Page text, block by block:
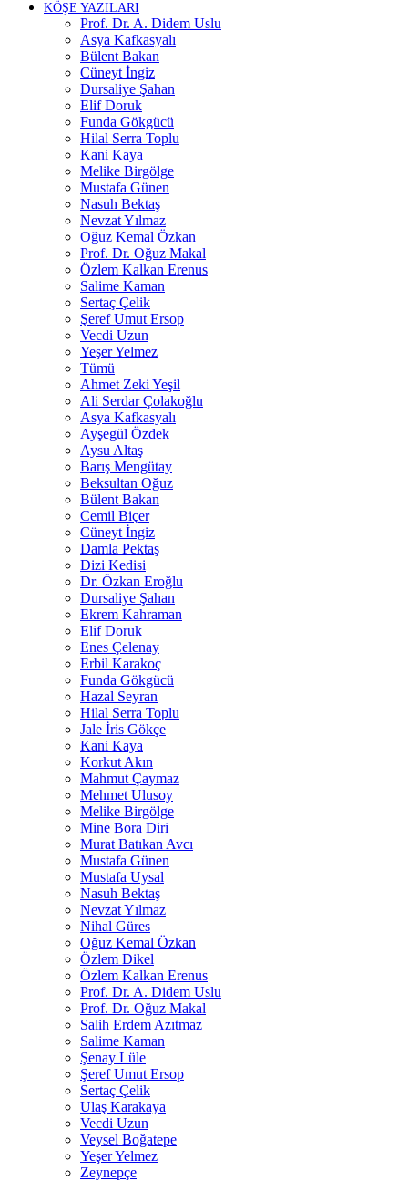
KÖŞE YAZILARI
Prof. Dr. A. Didem Uslu
Asya Kafkasyalı
Bülent Bakan
Cüneyt İngiz
Dursaliye Şahan
Elif Doruk
Funda Gökgücü
Hilal Serra Toplu
Kani Kaya
Melike Birgölge
Mustafa Günen
Nasuh Bektaş
Nevzat Yılmaz
Oğuz Kemal Özkan
Prof. Dr. Oğuz Makal
Özlem Kalkan Erenus
Salime Kaman
Sertaç Çelik
Şeref Umut Ersop
Vecdi Uzun
Yeşer Yelmez
Tümü
Ahmet Zeki Yeşil
Ali Serdar Çolakoğlu
Asya Kafkasyalı
Ayşegül Özdek
Aysu Altaş
Barış Mengütay
Beksultan Oğuz
Bülent Bakan
Cemil Biçer
Cüneyt İngiz
Damla Pektaş
Dizi Kedisi
Dr. Özkan Eroğlu
Dursaliye Şahan
Ekrem Kahraman
Elif Doruk
Enes Çelenay
Erbil Karakoç
Funda Gökgücü
Hazal Seyran
Hilal Serra Toplu
Jale İris Gökçe
Kani Kaya
Korkut Akın
Mahmut Çaymaz
Mehmet Ulusoy
Melike Birgölge
Mine Bora Diri
Murat Batıkan Avcı
Mustafa Günen
Mustafa Uysal
Nasuh Bektaş
Nevzat Yılmaz
Nihal Güres
Oğuz Kemal Özkan
Özlem Dikel
Özlem Kalkan Erenus
Prof. Dr. A. Didem Uslu
Prof. Dr. Oğuz Makal
Salih Erdem Azıtmaz
Salime Kaman
Şenay Lüle
Şeref Umut Ersop
Sertaç Çelik
Ulaş Karakaya
Vecdi Uzun
Veysel Boğatepe
Yeşer Yelmez
Zeynepçe